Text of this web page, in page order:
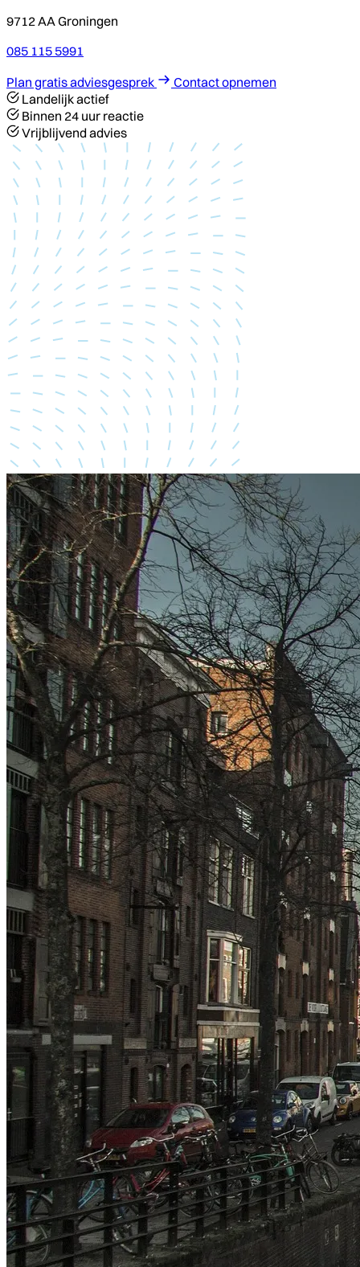
9712 AA Groningen
085 115 5991
Plan gratis adviesgesprek
Contact opnemen
Landelijk actief
Binnen 24 uur reactie
Vrijblijvend advies